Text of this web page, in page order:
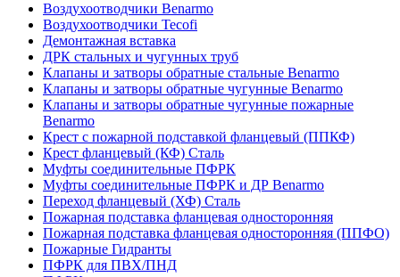
Воздухоотводчики Benarmo
Воздухоотводчики Tecofi
Демонтажная вставка
ДРК стальных и чугунных труб
Клапаны и затворы обратные стальные Benarmo
Клапаны и затворы обратные чугунные Benarmo
Клапаны и затворы обратные чугунные пожарные
Benarmo
Крест с пожарной подставкой фланцевый (ППКФ)
Крест фланцевый (КФ) Сталь
Муфты соединительные ПФРК
Муфты соединительные ПФРК и ДР Benarmo
Переход фланцевый (ХФ) Сталь
Пожарная подставка фланцевая односторонняя
Пожарная подставка фланцевая односторонняя (ППФО)
Пожарные Гидранты
ПФРК для ПВХ/ПНД